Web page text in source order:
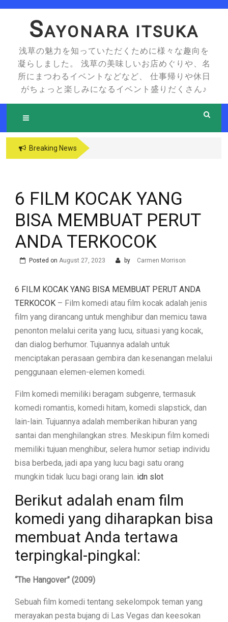
SAYONARA ITSUKA
浅草の魅力を知っていただくために様々な趣向を
凝らしました。 浅草の美味しいお店めぐりや、名
所にまつわるイベントなどなど、 仕事帰りや休日
がちょっと楽しみになるイベント盛りだくさん♪
Breaking News
6 FILM KOCAK YANG
BISA MEMBUAT PERUT
ANDA TERKOCOK
Posted on August 27, 2023 by Carmen Morrison
6 FILM KOCAK YANG BISA MEMBUAT PERUT ANDA
TERKOCOK – Film komedi atau film kocak adalah jenis
film yang dirancang untuk menghibur dan memicu tawa
penonton melalui cerita yang lucu, situasi yang kocak,
dan dialog berhumor. Tujuannya adalah untuk
menciptakan perasaan gembira dan kesenangan melalui
penggunaan elemen-elemen komedi.
Film komedi memiliki beragam subgenre, termasuk
komedi romantis, komedi hitam, komedi slapstick, dan
lain-lain. Tujuannya adalah memberikan hiburan yang
santai dan menghilangkan stres. Meskipun film komedi
memiliki tujuan menghibur, selera humor setiap individu
bisa berbeda, jadi apa yang lucu bagi satu orang
mungkin tidak lucu bagi orang lain. idn slot
Berikut adalah enam film
komedi yang diharapkan bisa
membuat Anda tertawa
terpingkal-pingkal:
“The Hangover” (2009)
Sebuah film komedi tentang sekelompok teman yang
merayakan pesta bujang di Las Vegas dan keesokan